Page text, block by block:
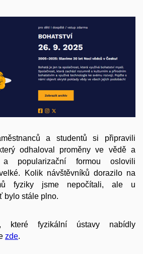
a studentů si připravili
odhaloval proměny ve vědě a
popularizační formou oslovili
Kolik návštěvníků dorazilo na
fyziky jsme nepočítali, ale u
bylo stále plno.
které fyzikální ústavy nabídly
zde.